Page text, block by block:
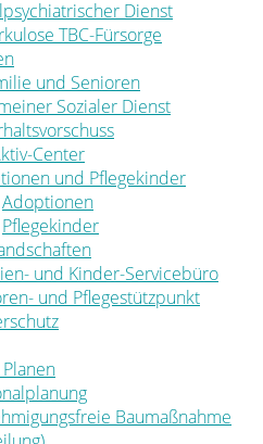
Dienst
TBC-Fürsorge
und Senioren
Sozialer Dienst
Center
und Pflegekinder
Adoptionen
Pflegekinder
und Kinder-Servicebüro
und Pflegestützpunkt
Baumaßnahme